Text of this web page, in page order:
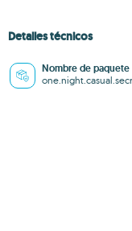
Detalles técnicos
Nombre de paquete